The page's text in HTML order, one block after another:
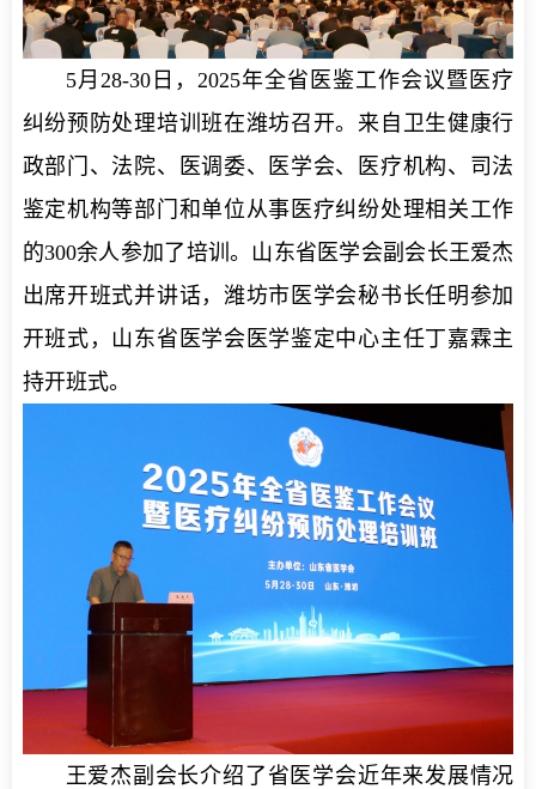
5月28-30日，2025年全省医鉴工作会议暨医疗
纠纷预防处理培训班在潍坊召开。来自卫生健康行
政部门、法院、医调委、医学会、医疗机构、司法
鉴定机构等部门和单位从事医疗纠纷处理相关工作
的300余人参加了培训。山东省医学会副会长王爱杰
出席开班式并讲话，潍坊市医学会秘书长任明参加
开班式，山东省医学会医学鉴定中心主任丁嘉霖主
持开班式。
王爱杰副会长介绍了省医学会近年来发展情况